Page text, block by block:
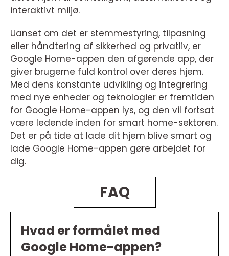
interaktivt miljø.
Uanset om det er stemmestyring, tilpasning
eller håndtering af sikkerhed og privatliv, er
Google Home-appen den afgørende app, der
giver brugerne fuld kontrol over deres hjem.
Med dens konstante udvikling og integrering
med nye enheder og teknologier er fremtiden
for Google Home-appen lys, og den vil fortsat
være ledende inden for smart home-sektoren.
Det er på tide at lade dit hjem blive smart og
lade Google Home-appen gøre arbejdet for
dig.
FAQ
Hvad er formålet med
Google Home-appen?